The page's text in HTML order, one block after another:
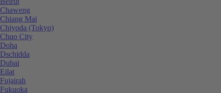
Chaweng
Chiang Mai
Chiyoda (Tokyo)
Chuo City
Doha
Dschidda
Dubai
Eilat
Fujairah
Fukuoka